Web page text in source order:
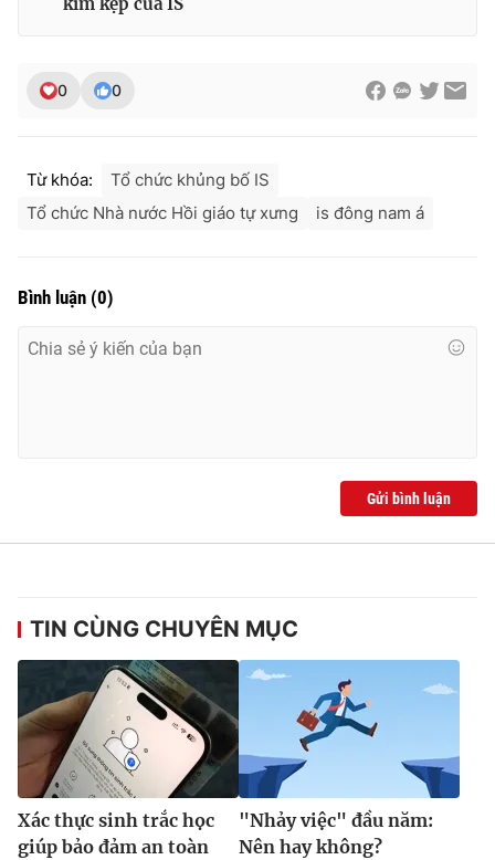
0 0
Từ khóa:
Tổ chức khủng bố IS
Tổ chức Nhà nước Hồi giáo tự xưng
is đông nam á
Bình luận (0)
Gửi bình luận
TIN CÙNG CHUYÊN MỤC
Xác thực sinh trắc học
giúp bảo đảm an toàn
"Nhảy việc" đầu năm:
Nên hay không?